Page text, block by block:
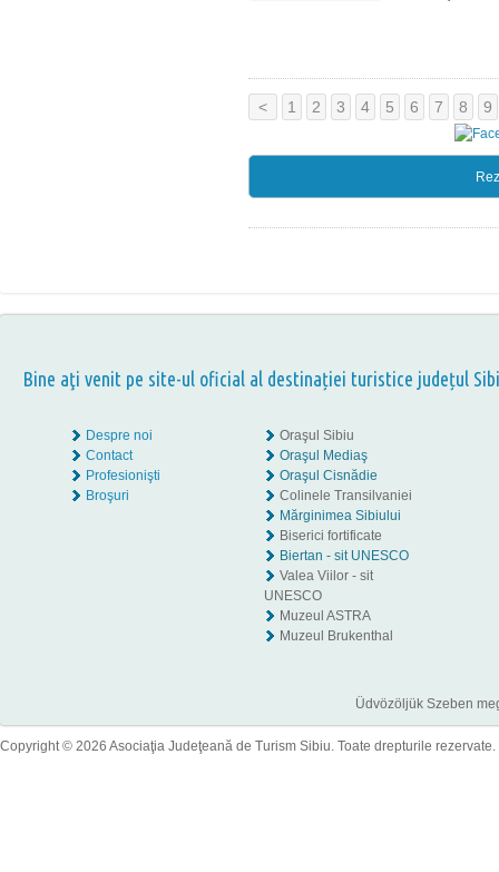
< 1 2 3 4 5 6 7 8 9
Bine aţi venit pe site-ul oficial al destinației turistice județul
Despre noi
Contact
Profesionişti
Broşuri
Oraşul Sibiu
Oraşul Mediaş
Oraşul Cisnădie
Colinele Transilvaniei
Mărginimea Sibiului
Biserici fortificate
Biertan - sit UNESCO
Valea Viilor - sit
UNESCO
Muzeul ASTRA
Muzeul Brukenthal
Üdvözöljük Szeben
Copyright © 2026 Asociaţia Judeţeană de Turism Sibiu. Toate drepturile rezervate.